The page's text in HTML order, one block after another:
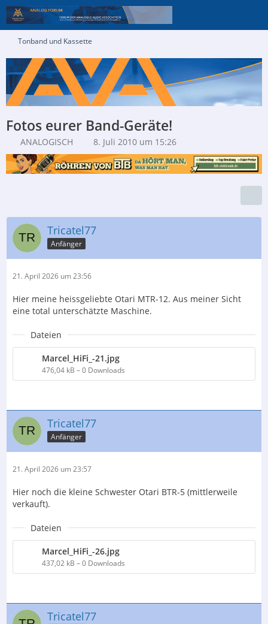
Tonband und Kassette
Fotos eurer Band-Geräte!
ANALOGISCH 8. Juli 2010 um 15:26
Tricatel77
Anfänger
21. April 2026 um 23:56
Hier meine heissgeliebte Otari MTR-12. Aus meiner Sicht
eine total unterschätzte Maschine.
Dateien
Marcel_HiFi_-21.jpg
476,04 kB – 0 Downloads
Tricatel77
Anfänger
21. April 2026 um 23:57
Hier noch die kleine Schwester Otari BTR-5 (mittlerweile
verkauft).
Dateien
Marcel_HiFi_-26.jpg
437,02 kB – 0 Downloads
Tricatel77